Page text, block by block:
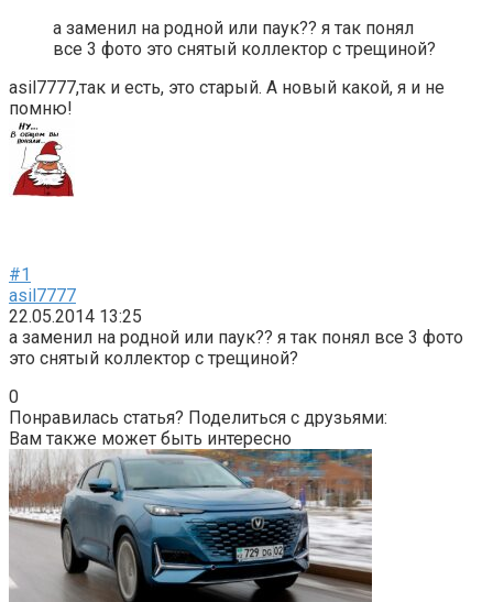
а заменил на родной или паук?? я так понял
все 3 фото это снятый коллектор с трещиной?
asil7777,так и есть, это старый. А новый какой, я и не
помню!
#1
asil7777
22.05.2014 13:25
а заменил на родной или паук?? я так понял все 3 фото
это снятый коллектор с трещиной?
0
Понравилась статья? Поделиться с друзьями:
Вам также может быть интересно